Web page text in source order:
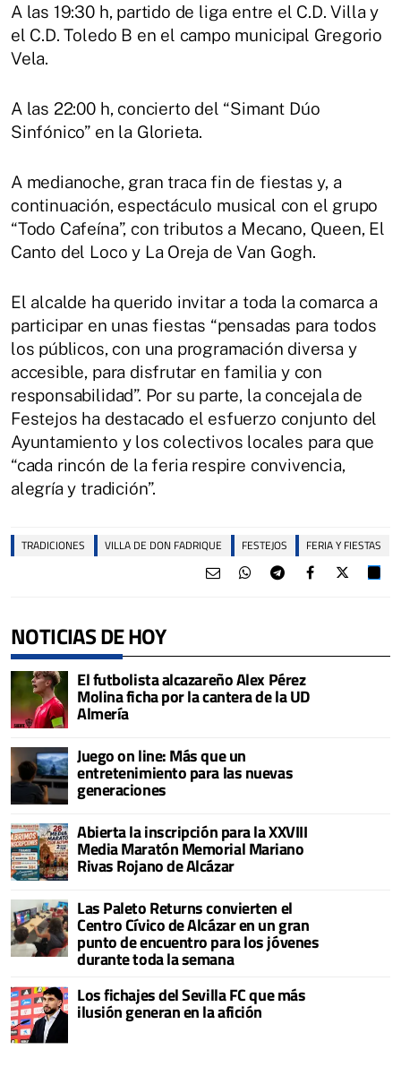
A las 19:30 h, partido de liga entre el C.D. Villa y
el C.D. Toledo B en el campo municipal Gregorio
Vela.
A las 22:00 h, concierto del “Simant Dúo
Sinfónico” en la Glorieta.
A medianoche, gran traca fin de fiestas y, a
continuación, espectáculo musical con el grupo
“Todo Cafeína”, con tributos a Mecano, Queen, El
Canto del Loco y La Oreja de Van Gogh.
El alcalde ha querido invitar a toda la comarca a
participar en unas fiestas “pensadas para todos
los públicos, con una programación diversa y
accesible, para disfrutar en familia y con
responsabilidad”. Por su parte, la concejala de
Festejos ha destacado el esfuerzo conjunto del
Ayuntamiento y los colectivos locales para que
“cada rincón de la feria respire convivencia,
alegría y tradición”.
TRADICIONES VILLA DE DON FADRIQUE FESTEJOS FERIA Y FIESTAS
NOTICIAS DE HOY
El futbolista alcazareño Alex Pérez
Molina ficha por la cantera de la UD
Almería
Juego on line: Más que un
entretenimiento para las nuevas
generaciones
Abierta la inscripción para la XXVIII
Media Maratón Memorial Mariano
Rivas Rojano de Alcázar
Las Paleto Returns convierten el
Centro Cívico de Alcázar en un gran
punto de encuentro para los jóvenes
durante toda la semana
Los fichajes del Sevilla FC que más
ilusión generan en la afición